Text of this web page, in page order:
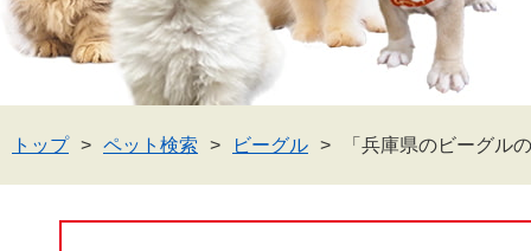
トップ ペット検索 ビーグル 「兵庫県のビーグル